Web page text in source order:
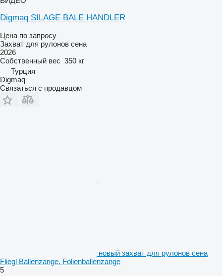
Digmaq SILAGE BALE HANDLER
Цена по запросу
Захват для рулонов сена
2026
Собственный вес 350 кг
Турция
Digmaq
Связаться с продавцом
новый захват для рулонов сена
Fliegl Ballenzange, Folienballenzange
5